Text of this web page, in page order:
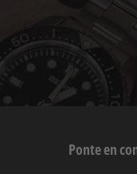
Ponte en